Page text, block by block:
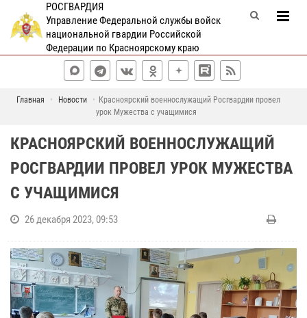
РОСГВАРДИЯ
Управление Федеральной службы войск
национальной гвардии Российской
Федерации по Красноярскому краю
Главная Новости
Красноярский военнослужащий Росгвардии провел
урок Мужества с учащимися
КРАСНОЯРСКИЙ ВОЕННОСЛУЖАЩИЙ
РОСГВАРДИИ ПРОВЕЛ УРОК МУЖЕСТВА
С УЧАЩИМИСЯ
26 декабря 2023, 09:53